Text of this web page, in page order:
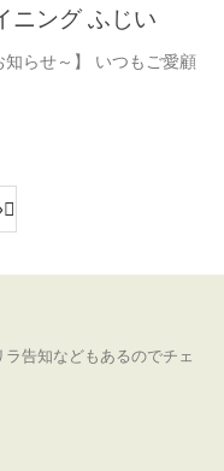
ニング ふじい
知らせ～】 いつもご愛顧
告知などもあるのでチェ